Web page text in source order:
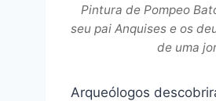
Pintura de Pompeo
seu pai Anquises e os
de uma
Arqueólogos